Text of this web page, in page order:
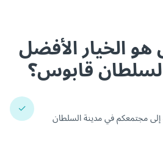
الخيار الأفضل
قابوس؟
✓ إلى مجتمعكم في مدينة السلطان